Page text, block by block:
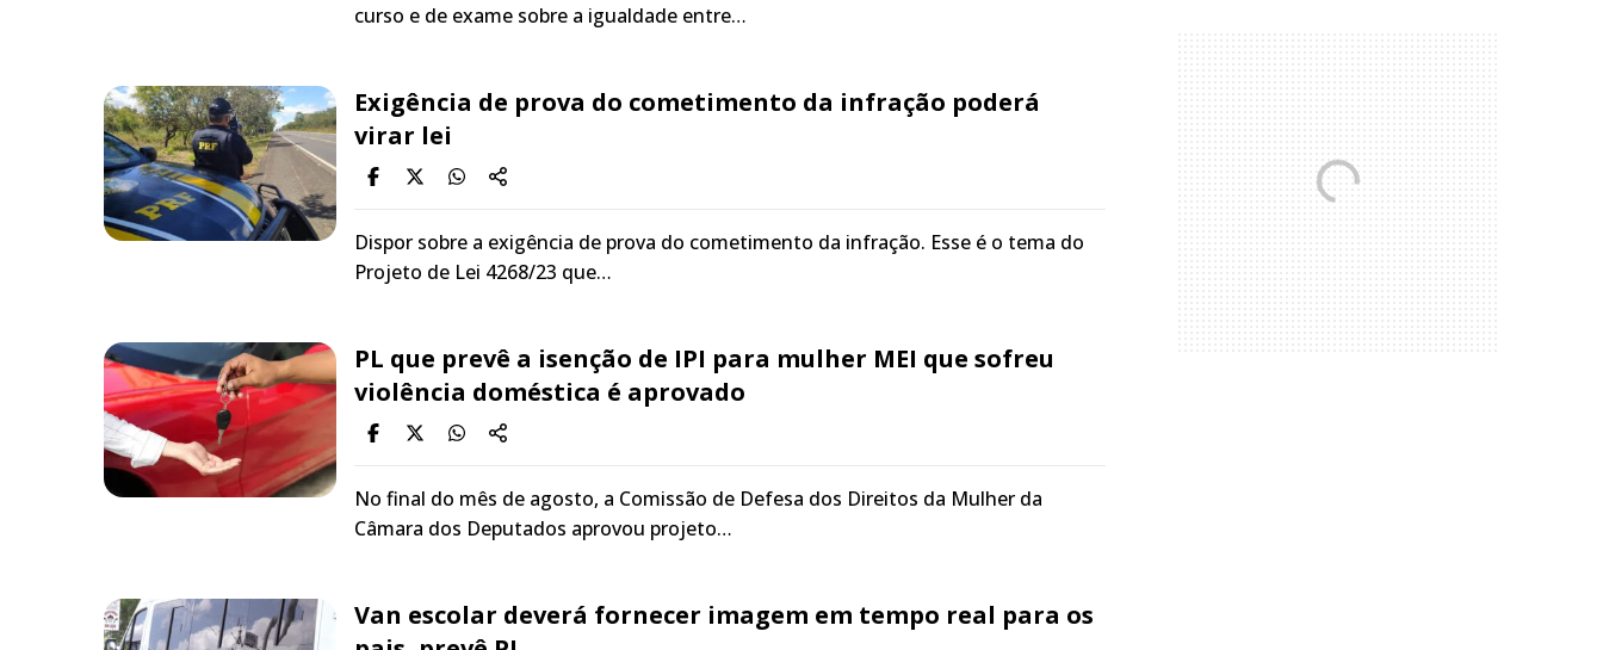
curso e de exame sobre a igualdade entre…
Exigência de prova do cometimento da infração poderá
virar lei
Dispor sobre a exigência de prova do cometimento da infração. Esse é o tema do
Projeto de Lei 4268/23 que…
PL que prevê a isenção de IPI para mulher MEI que sofreu
violência doméstica é aprovado
No final do mês de agosto, a Comissão de Defesa dos Direitos da Mulher da
Câmara dos Deputados aprovou projeto…
Van escolar deverá fornecer imagem em tempo real para os